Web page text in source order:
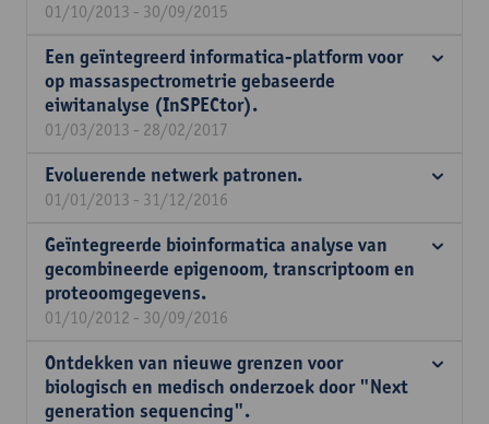
01/10/2013 - 30/09/2015
Een geïntegreerd informatica-platform voor
op massaspectrometrie gebaseerde
eiwitanalyse (InSPECtor).
01/03/2013 - 28/02/2017
Evoluerende netwerk patronen.
01/01/2013 - 31/12/2016
Geïntegreerde bioinformatica analyse van
gecombineerde epigenoom, transcriptoom en
proteoomgegevens.
01/10/2012 - 30/09/2016
Ontdekken van nieuwe grenzen voor
biologisch en medisch onderzoek door "Next
generation sequencing".